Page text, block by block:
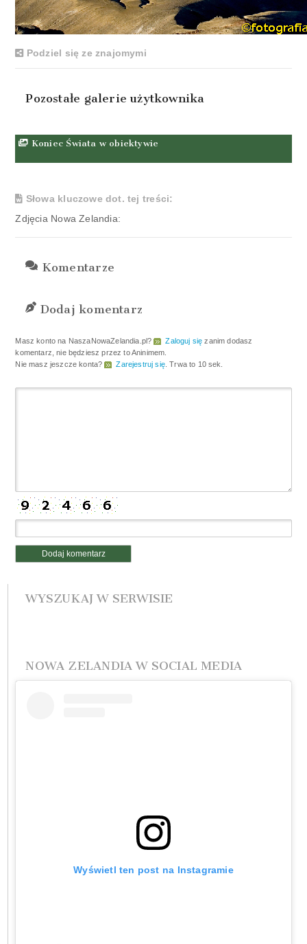
Podziel się ze znajomymi
Pozostałe galerie użytkownika
Koniec Świata w obiektywie
Słowa kluczowe dot. tej treści:
Zdjęcia Nowa Zelandia:
Komentarze
Dodaj komentarz
Masz konto na NaszaNowaZelandia.pl? Zaloguj się zanim dodasz
komentarz, nie będziesz przez to Aninimem.
Nie masz jeszcze konta?
Zarejestruj się. Trwa to 10 sek.
WYSZUKAJ W SERWISIE
NOWA ZELANDIA W SOCIAL MEDIA
Wyświetl ten post na Instagramie